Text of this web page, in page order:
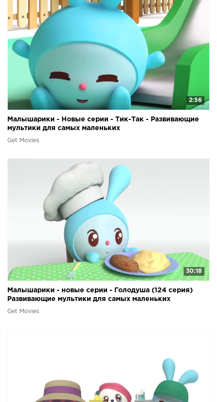
2:56
Малышарики - Новые серии - Тик-Так - Развивающие
мультики для самых маленьких
Get Movies
30:18
Малышарики - новые серии - Голодуша (124 серия)
Развивающие мультики для самых маленьких
Get Movies